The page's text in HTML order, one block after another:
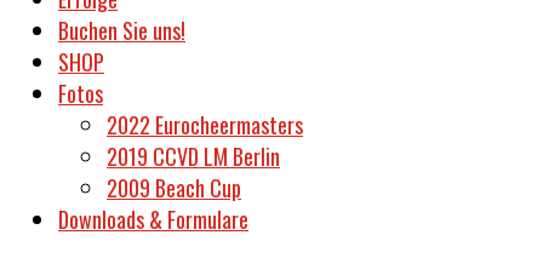
Cheerleader
Buchen Sie uns!
SHOP
Fotos
2022 Eurocheermasters
2019 CCVD LM Berlin
2009 Beach Cup
Downloads & Formulare